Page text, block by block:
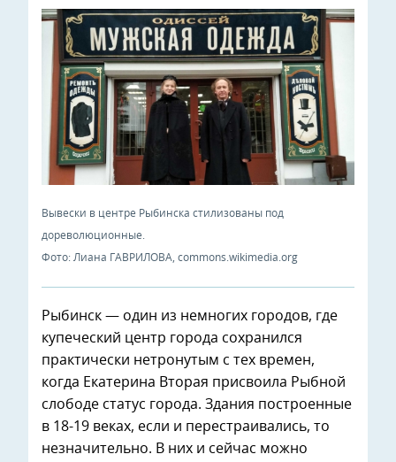
Вывески в центре Рыбинска стилизованы под
дореволюционные.
Фото: Лиана ГАВРИЛОВА, commons.wikimedia.org
Рыбинск — один из немногих городов, где
купеческий центр города сохранился
практически нетронутым с тех времен,
когда Екатерина Вторая присвоила Рыбной
слободе статус города. Здания построенные
в 18-19 веках, если и перестраивались, то
незначительно. В них и сейчас можно